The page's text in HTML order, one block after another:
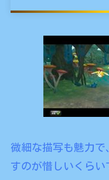
微細な描写も魅力で
すのが惜しいくらい